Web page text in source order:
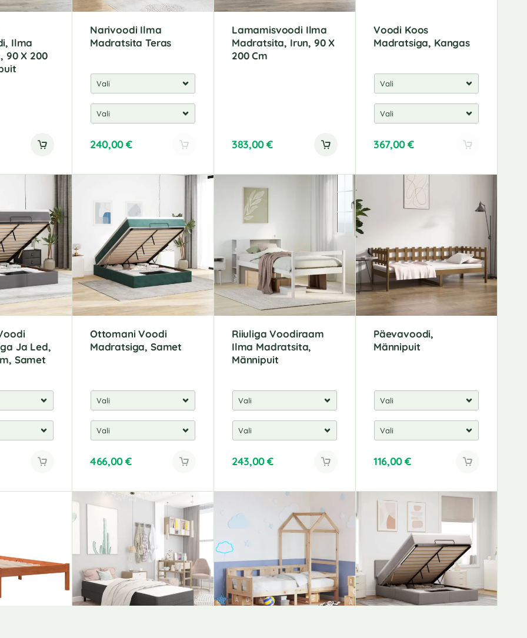
Ilma
90 X 200
Narivoodi Ilma
Madratsita Teras
240,00€
Lamamisvoodi Ilma
Madratsita, Irun, 90 X
200 Cm
383,00€
Voodi Koos
Madratsiga, Kangas
367,00€
Ja Led,
Samet
Ottomani Voodi
Madratsiga, Samet
466,00€
Riiuliga Voodiraam
Ilma Madratsita,
Männipuit
243,00€
Päevavoodi,
Männipuit
116,00€